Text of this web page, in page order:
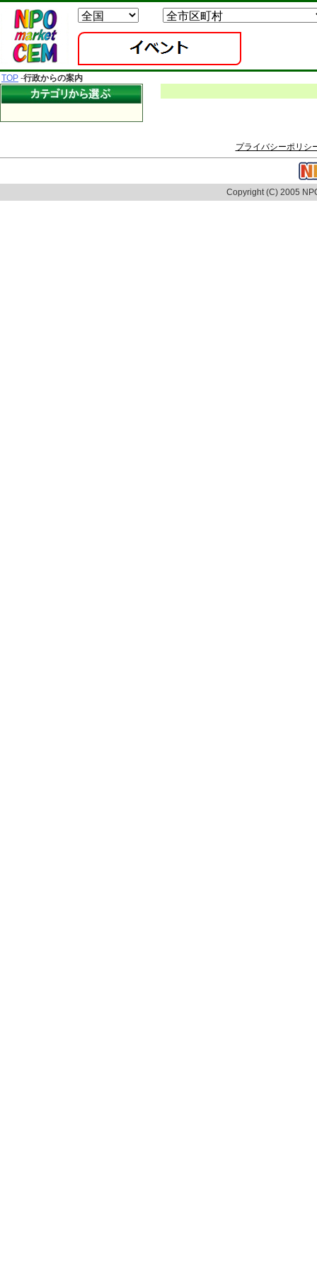
TOP -行政からの案内
プライバシーポリシ
Copyright (C) 2005